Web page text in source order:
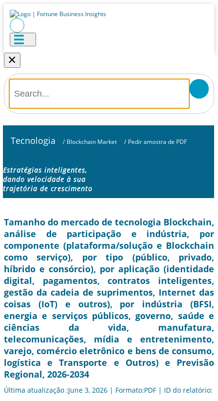
×
Tecnologia / Blockchain Market / Pedir amostra de PDF
Estratégias inteligentes,
dando velocidade à sua
trajetória de crescimento
Tamanho do mercado de tecnologia Blockchain,
análise de participação e indústria, por
componente (plataforma/solução e Blockchain
como serviço), por tipo (público, privado,
híbrido e consórcio), por aplicação (identidade
digital, pagamentos, contratos inteligentes,
gestão da cadeia de suprimentos, Internet das
coisas (IoT) e outros), por indústria (BFSI,
energia e serviços públicos, governo, saúde e
ciências da vida, manufatura,
telecomunicações, mídia e entretenimento,
varejo, comércio eletrônico e bens de consumo,
logística e Transporte e Outros) e Previsão
Regional, 2026-2034
Última atualização :June 3, 2026 | Formato:PDF | ID do relatório: